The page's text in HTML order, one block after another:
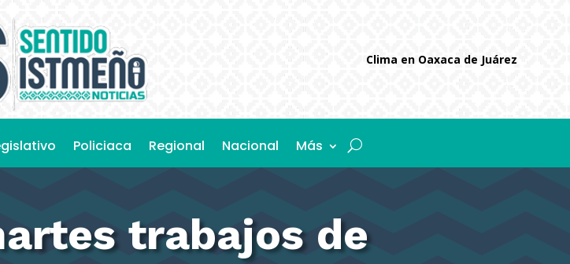
Clima en Oaxaca de Juárez
Policiaca Regional Nacional Más
trabajos de